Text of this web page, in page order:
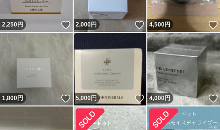
2,250円 いいね！
2,000円 いいね！
4,500円
1,800円 いいね！
5,000円 いいね！
4,000円